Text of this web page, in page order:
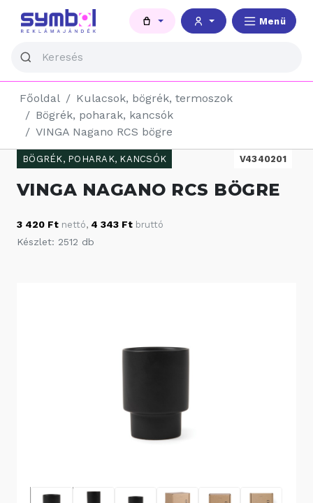
Menü
Főoldal
Kulacsok, bögrék, termoszok
Bögrék, poharak, kancsók
VINGA Nagano RCS bögre
BÖGRÉK, POHARAK, KANCSÓK V4340201
VINGA NAGANO RCS BÖGRE
3 420 Ft nettó, 4 343 Ft bruttó
Készlet: 2512 db